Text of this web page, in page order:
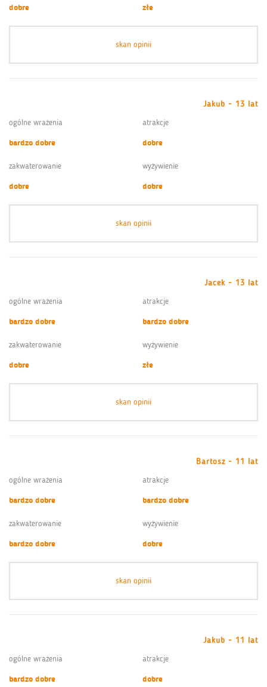
dobre
złe
skan opinii
Jakub - 13 lat
ogólne wrażenia
bardzo dobre
atrakcje
dobre
zakwaterowanie
dobre
wyżywienie
dobre
skan opinii
Jacek - 13 lat
ogólne wrażenia
bardzo dobre
atrakcje
bardzo dobre
zakwaterowanie
dobre
wyżywienie
złe
skan opinii
Bartosz - 11 lat
ogólne wrażenia
bardzo dobre
atrakcje
bardzo dobre
zakwaterowanie
bardzo dobre
wyżywienie
dobre
skan opinii
Jakub - 11 lat
ogólne wrażenia
bardzo dobre
atrakcje
dobre